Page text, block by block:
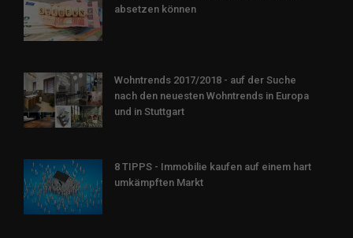
absetzen können
Wohntrends 2017/2018 - auf der Suche
nach den neuesten Wohntrends in Europa
und in Stuttgart
8 TIPPS - Immobilie kaufen auf einem hart
umkämpften Markt